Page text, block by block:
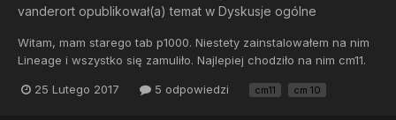
vanderort opublikował(a) temat w Dyskusje ogólne
Witam, mam starego tab p1000. Niestety zainstalowałem na nim
Lineage i wszystko się zamuliło. Najlepiej chodziło na nim cm11.
wersji nightly - najnowsze było z czerwca 2016. Co się stało ze
25 Lutego 2017 5 odpowiedzi cm11 cm 10